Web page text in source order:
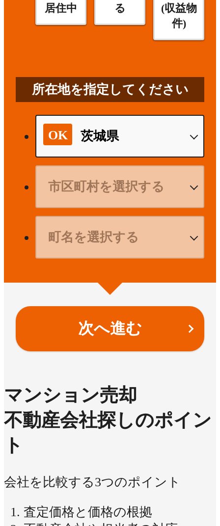
居住中
る
(収益物
件)
所在地を指定してください
次へ進む
マンション売却
不動産会社探しのポイン
ト
会社を比較する3つのポイント
査定価格と価格の根拠